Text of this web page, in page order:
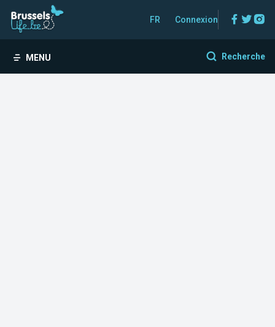
FR Connexion
MENU Recherche